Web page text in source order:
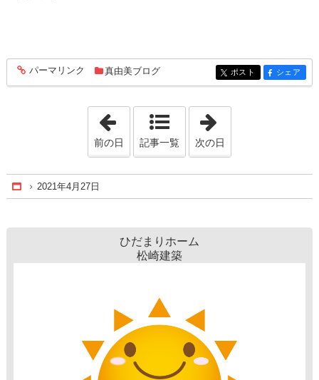
entry670
パーマリンク 真由美ブログ entry670
ポスト entry670
シェア
「2021年4月26日」
前の日 記事一覧 次の日
Home
2021年4月27日
ひだまりホーム
松崎建築